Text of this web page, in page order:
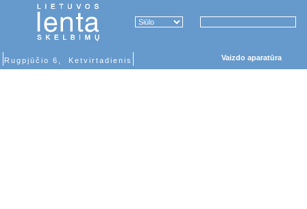
Rugpjūčio 6, Ketvirtadienis Vaizdo aparatūra